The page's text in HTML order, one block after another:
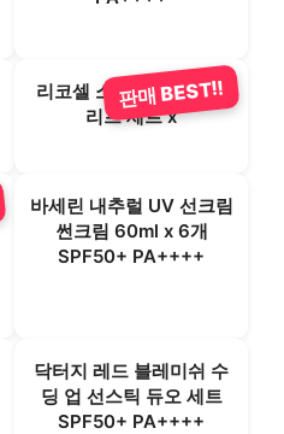
리코셀 소프트 핸드크림
리프 세트 x
판매 BEST!!
바세린 내추럴 UV 선크림
썬크림 60ml x 6개
SPF50+ PA++++
닥터지 레드 블레미쉬 수
딩 업 선스틱 듀오 세트
SPF50+ PA++++